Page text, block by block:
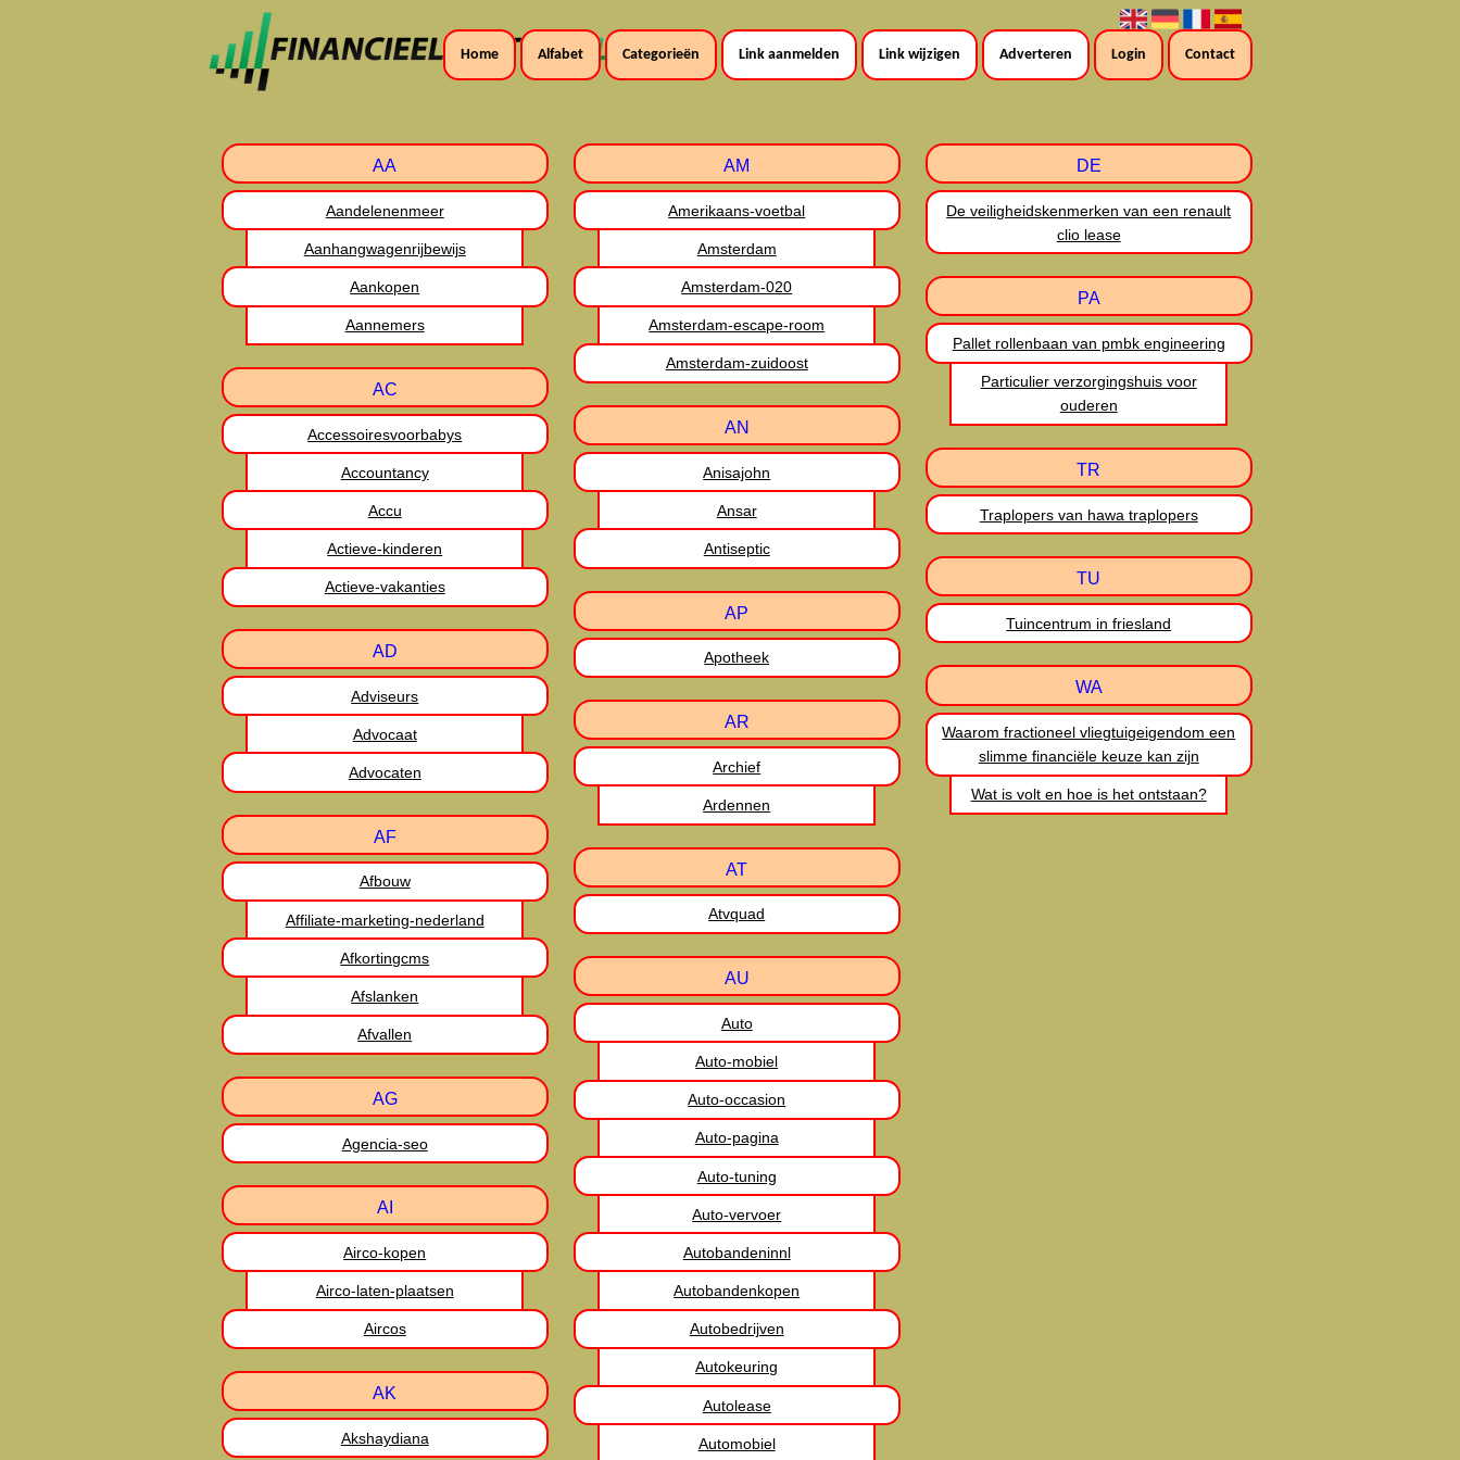
Home Alfabet Categorieën Link aanmelden Link wijzigen Adverteren Login Contact
AA
Aandelenenmeer
Aanhangwagenrijbewijs
Aankopen
Aannemers
AC
Accessoiresvoorbabys
Accountancy
Accu
Actieve-kinderen
Actieve-vakanties
AD
Adviseurs
Advocaat
Advocaten
AF
Afbouw
Affiliate-marketing-nederland
Afkortingcms
Afslanken
Afvallen
AG
Agencia-seo
AI
Airco-kopen
Airco-laten-plaatsen
Aircos
AK
Akshaydiana
AM
Amerikaans-voetbal
Amsterdam
Amsterdam-020
Amsterdam-escape-room
Amsterdam-zuidoost
AN
Anisajohn
Ansar
Antiseptic
AP
Apotheek
AR
Archief
Ardennen
AT
Atvquad
AU
Auto
Auto-mobiel
Auto-occasion
Auto-pagina
Auto-tuning
Auto-vervoer
Autobandeninnl
Autobandenkopen
Autobedrijven
Autokeuring
Autolease
Automobiel
DE
De veiligheidskenmerken van een renault
clio lease
PA
Pallet rollenbaan van pmbk engineering
Particulier verzorgingshuis voor
ouderen
TR
Traplopers van hawa traplopers
TU
Tuincentrum in friesland
WA
Waarom fractioneel vliegtuigeigendom een
slimme financiële keuze kan zijn
Wat is volt en hoe is het ontstaan?